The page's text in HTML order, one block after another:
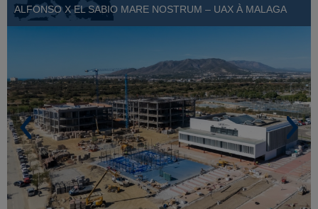
ALFONSO X EL SABIO MARE NOSTRUM – UAX À MALAGA